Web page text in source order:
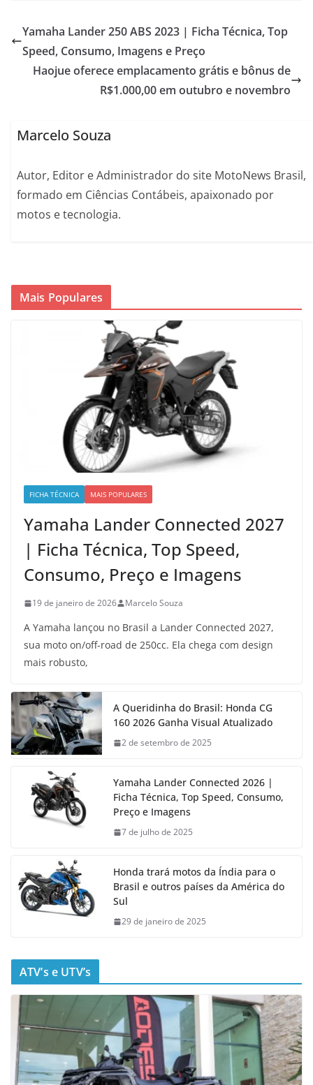
Yamaha Lander 250 ABS 2023 | Ficha Técnica, Top
Speed, Consumo, Imagens e Preço
Haojue oferece emplacamento grátis e bônus de
R$1.000,00 em outubro e novembro
Marcelo Souza
Autor, Editor e Administrador do site MotoNews Brasil,
formado em Ciências Contábeis, apaixonado por
motos e tecnologia.
Mais Populares
FICHA TÉCNICA MAIS POPULARES
Yamaha Lander Connected 2027
| Ficha Técnica, Top Speed,
Consumo, Preço e Imagens
19 de janeiro de 2026 Marcelo Souza
A Yamaha lançou no Brasil a Lander Connected 2027,
sua moto on/off-road de 250cc. Ela chega com design
mais robusto,
A Queridinha do Brasil: Honda CG
160 2026 Ganha Visual Atualizado
2 de setembro de 2025
Yamaha Lander Connected 2026 |
Ficha Técnica, Top Speed, Consumo,
Preço e Imagens
7 de julho de 2025
Honda trará motos da Índia para o
Brasil e outros países da América do
Sul
29 de janeiro de 2025
ATV’s e UTV’s